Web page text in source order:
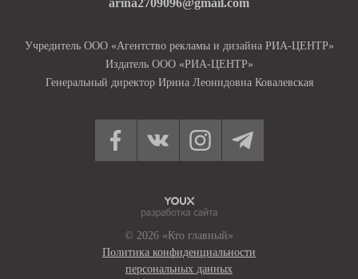
arina2709096@gmail.com
Учредитель ООО «Агентство рекламы и дизайна РИА-ЦЕНТР»
Издатель ООО «РИА-ЦЕНТР»
Генеральный директор Ирина Леонидовна Ковалевская
© 2026 «Кто главный»
Политика конфиденциальности
персональных данных